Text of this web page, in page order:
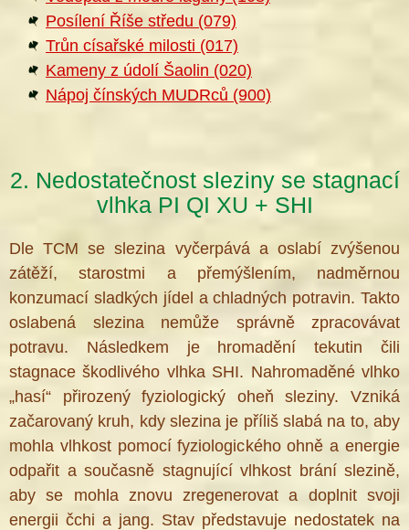
Posílení Říše středu (079)
Trůn císařské milosti (017)
Kameny z údolí Šaolin (020)
Nápoj čínských MUDRců (900)
2. Nedostatečnost sleziny se stagnací
vlhka PI QI XU + SHI
Dle TCM se slezina vyčerpává a oslabí zvýšenou
zátěží, starostmi a přemýšlením, nadměrnou
konzumací sladkých jídel a chladných potravin. Takto
oslabená slezina nemůže správně zpracovávat
potravu. Následkem je hromadění tekutin čili
stagnace škodlivého vlhka SHI. Nahromaděné vlhko
„hasí“ přirozený fyziologický oheň sleziny. Vzniká
začarovaný kruh, kdy slezina je příliš slabá na to, aby
mohla vlhkost pomocí fyziologického ohně a energie
odpařit a současně stagnující vlhkost brání slezině,
aby se mohla znovu zregenerovat a doplnit svoji
energii čchi a jang. Stav představuje nedostatek na